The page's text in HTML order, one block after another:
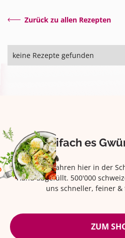
Zurück zu allen Rezepten
keine Rezepte gefunden
Eifach es
Seit über 42 Jahren hier in der
Hand abgefüllt. 500'000
uns schneller, feiner &
ZUM